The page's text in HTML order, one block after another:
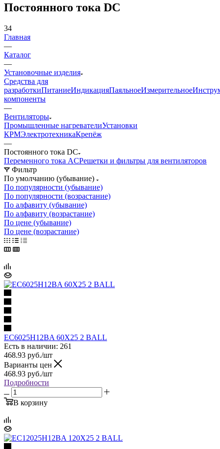
Постоянного тока DC
34
Главная
—
Каталог
—
Установочные изделия
Средства для
разработкиПитаниеИндикацияПаяльноеИзмерительное
компоненты
—
Вентиляторы
Промышленные нагревателиУстановки
КРМЭлектротехникаКрепёж
—
Постоянного тока DC
Переменного тока ACРешетки и фильтры для вентиляторов
Фильтр
По умолчанию (убывание)
По популярности (убывание)
По популярности (возрастание)
По алфавиту (убывание)
По алфавиту (возрастание)
По цене (убывание)
По цене (возрастание)
EC6025H12BA 60X25 2 BALL
Есть в наличии: 261
468.93 руб./шт
Варианты цен
468.93 руб./шт
Подробности
В корзину